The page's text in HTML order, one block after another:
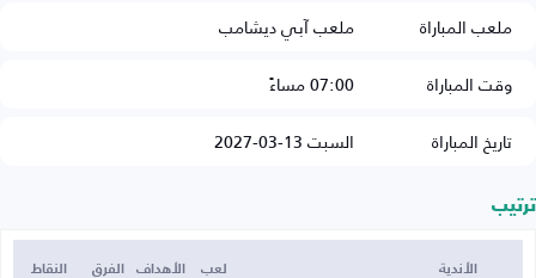
ملعب المباراة
ملعب آبي ديشامب
وقت المباراة
07:00 مساءً
تاريخ المباراة
السبت 13-03-2027
ترتيب
الأندية لعب الأهداف الفرق النقاط